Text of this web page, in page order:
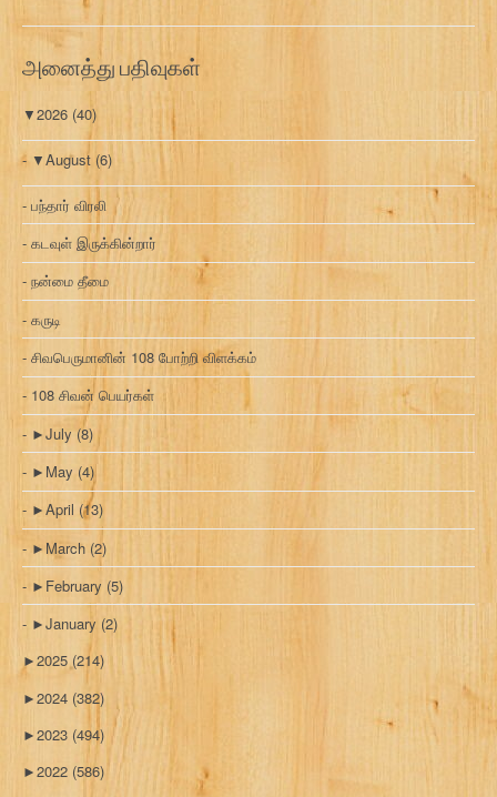
அனைத்து பதிவுகள்
▼2026 (40)
▼August (6)
பந்தார் விரலி
கடவுள் இருக்கின்றார்
நன்மை தீமை
கருடி
சிவபெருமானின் 108 போற்றி விளக்கம்
108 சிவன் பெயர்கள்
►July(8)
► May (4)
►April (13)
► March (2)
► February (5)
►January (2)
►2025(214)
►2024 (382)
►2023 (494)
►2022 (586)